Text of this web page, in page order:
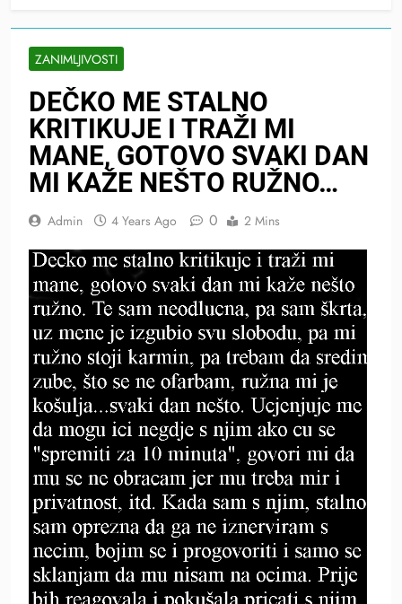
ZANIMLJIVOSTI
DEČKO ME STALNO
KRITIKUJE I TRAŽI MI
MANE, GOTOVO SVAKI DAN
MI KAŽE NEŠTO RUŽNO…
Admin 4 Years Ago 0 2 Mins